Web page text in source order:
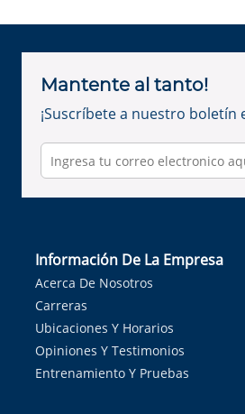
Mantente al tanto!
¡Suscríbete a nuestro boletín
Información De La Empresa
Acerca De Nosotros
Carreras
Ubicaciones Y Horarios
Opiniones Y Testimonios
Entrenamiento Y Pruebas